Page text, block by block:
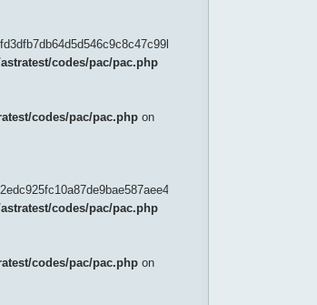
codes/pac/pac.php
codes/pac/pac.php on
codes/pac/pac.php
codes/pac/pac.php on